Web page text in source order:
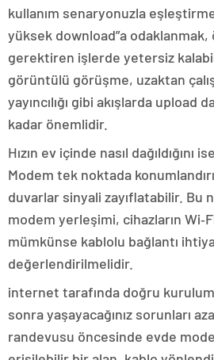
kullanım senaryonuzla
yüksek download”a
gerektiren işlerde yetersiz
görüntülü görüşme, uzaktan
yayıncılığı gibi akışlarda upload
kadar önemlidir.
Hızın ev içinde nasıl dağıldığını
Modem tek noktada
duvarlar sinyali zayıflatabilir. Bu
modem yerleşimi, cihazların
mümkünse kablolu bağlantı
değerlendirilmelidir.
internet tarafında doğru
sonra yaşayacağınız sorunları
randevusu öncesinde evde